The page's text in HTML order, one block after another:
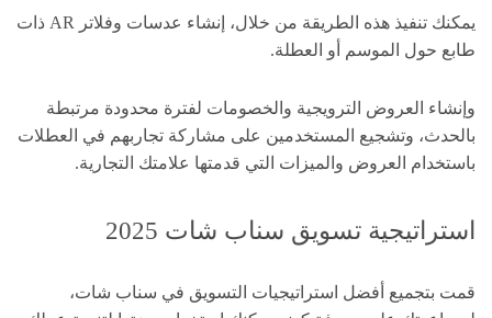
يمكنك تنفيذ هذه الطريقة من خلال، إنشاء عدسات وفلاتر AR ذات
طابع حول الموسم أو العطلة.
وإنشاء العروض الترويجية والخصومات لفترة محدودة مرتبطة
بالحدث، وتشجيع المستخدمين على مشاركة تجاربهم في العطلات
باستخدام العروض والميزات التي قدمتها علامتك التجارية.
استراتيجية تسويق سناب شات 2025
قمت بتجميع أفضل استراتيجيات التسويق في سناب شات،